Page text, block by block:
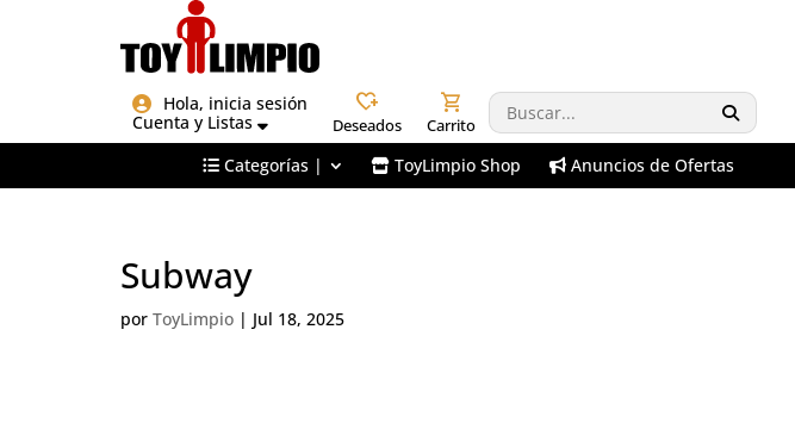
Hola, inicia sesión
Cuenta y Listas
heart_plus
Deseados
shopping_cart
Carrito
Categorías | ToyLimpio Shop Anuncios de Ofertas
Subway
por ToyLimpio| Jul 18, 2025